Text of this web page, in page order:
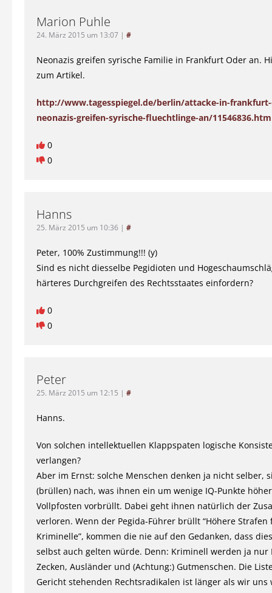
Marion Puhle
24. März 2015 um 13:07 | #
Neonazis greifen syrische Familie in Frankfurt Oder an.
zum Artikel.
http://www.tagesspiegel.de/berlin/attacke-in-
neonazis-greifen-syrische-fluechtlinge-an/
0
0
Hanns
25. März 2015 um 10:36 | #
Peter, 100% Zustimmung!!! (y)
Sind es nicht diesselbe Pegidioten und
härteres Durchgreifen des Rechtsstaates einfordern?
0
0
Peter
25. März 2015 um 12:15 | #
Hanns.
Von solchen intellektuellen Klappspaten logische
verlangen?
Aber im Ernst: solche Menschen denken ja nicht selber,
(brüllen) nach, was ihnen ein um wenige IQ-Punkte
Vollpfosten vorbrüllt. Dabei geht ihnen natürlich der
verloren. Wenn der Pegida-Führer brüllt “Höhere Strafen
Kriminelle”, kommen die nie auf den Gedanken, dass
selbst auch gelten würde. Denn: Kriminell werden ja nur
Zecken, Ausländer und (Achtung:) Gutmenschen. Die
Gericht stehenden Rechtsradikalen ist länger als wir uns